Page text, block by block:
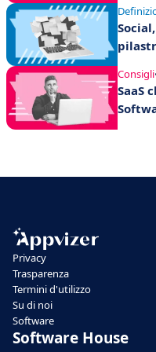
Consigli
SaaS
Privacy
Trasparenza
Termini d'utilizzo
Su di noi
Software
Software House